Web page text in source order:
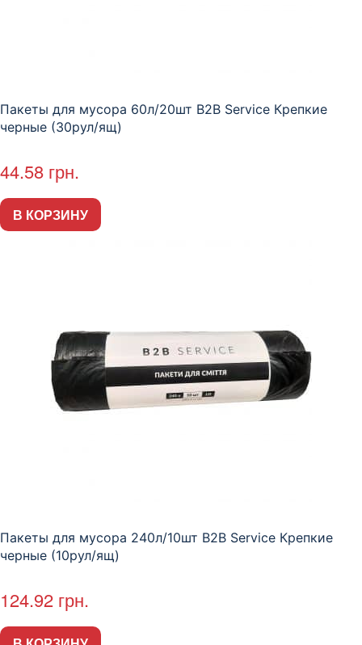
Пакеты для мусора 60л/20шт B2B Service Крепкие
черные (30рул/ящ)
44.58 грн.
В КОРЗИНУ
Пакеты для мусора 240л/10шт B2B Service Крепкие
черные (10рул/ящ)
124.92 грн.